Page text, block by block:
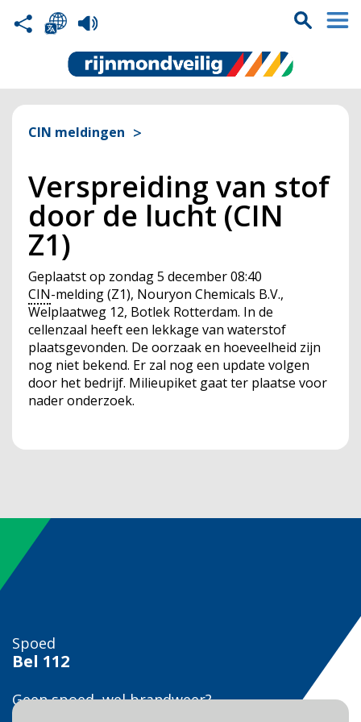
CIN meldingen
Verspreiding van stof
door de lucht (CIN
Z1)
Geplaatst op zondag 5 december 08:40
CIN-melding (Z1), Nouryon Chemicals B.V.,
Welplaatweg 12, Botlek Rotterdam. In de
cellenzaal heeft een lekkage van waterstof
plaatsgevonden. De oorzaak en hoeveelheid zijn
nog niet bekend. Er zal nog een update volgen
door het bedrijf. Milieupiket gaat ter plaatse voor
nader onderzoek.
Spoed
Bel 112
Geen spoed, wel brandweer?
Bel